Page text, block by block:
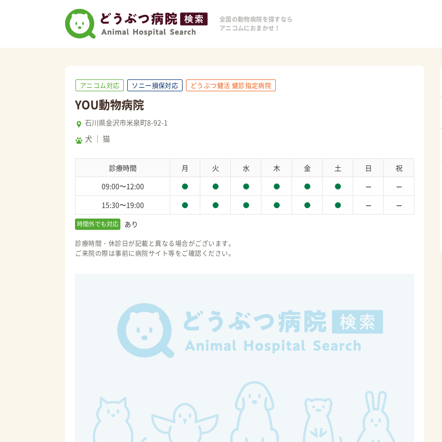
全国の動物病院を探すなら
アニコムにおまかせ！
アニコム対応 ソニー損保対応 どうぶつ健活 健診指定病院
YOU動物病院
石川県金沢市米泉町8-92-1
犬 猫
診療時間 月 火 水 木 金 土 日
祝
09:00〜12:00
15:30〜19:00
時間外でも対応 あり
診療時間・休診日が記載と異なる場合がございます。
ご来院の際は事前に病院サイト等をご確認ください。